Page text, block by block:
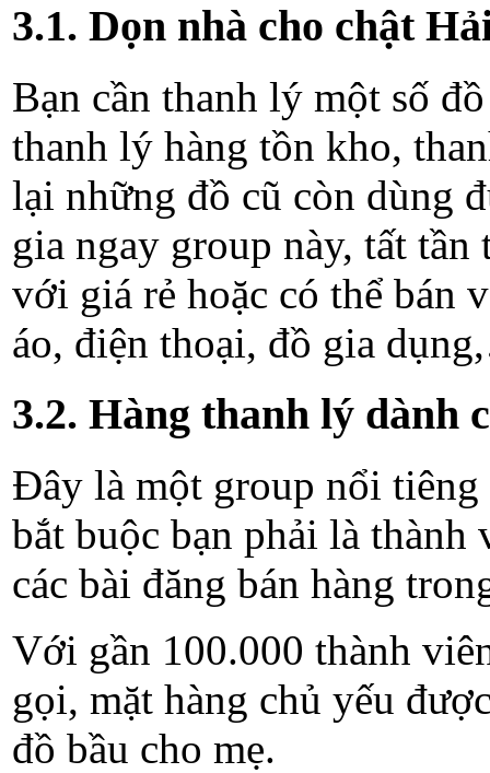
3.1. Dọn nhà cho chật
Bạn cần thanh lý một số
thanh lý hàng tồn kho,
lại những đồ cũ còn dùng
gia ngay group này, tất
với giá rẻ hoặc có thể bán
áo, điện thoại, đồ gia
3.2. Hàng thanh lý dành
Đây là một group nổi
bắt buộc bạn phải là
các bài đăng bán hàng
Với gần 100.000 thành
gọi, mặt hàng chủ yếu
đồ bầu cho mẹ.